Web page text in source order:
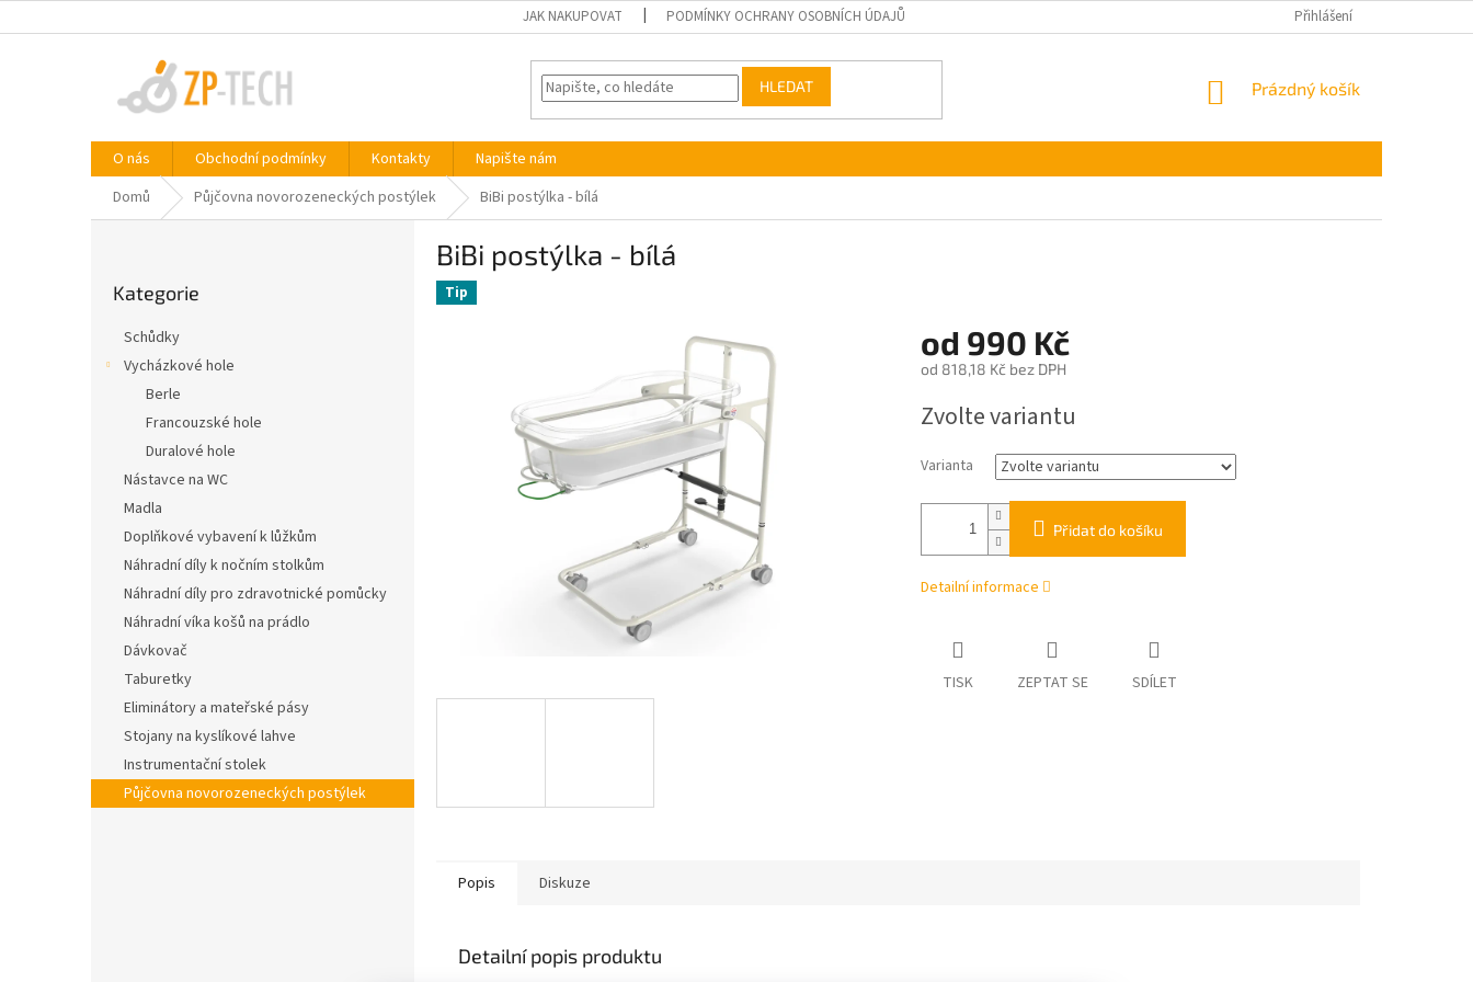
na
JAK NAKUPOVAT PODMÍNKY OCHRANY OSOBNÍCH ÚDAJŮ Přihlášení
HLEDAT
NÁKUPNÍ
Prázdný košík
O nás Obchodní podmínky Kontakty
Napište nám
Domů
Půjčovna novorozeneckých postýlek BiBi postýlka - bílá
kategorie
Kategorie
Schůdky
Vycházkové hole
Berle
Francouzské hole
Duralové hole
Nástavce na WC
Madla
Doplňkové vybavení k lůžkům
Náhradní díly k nočním stolkům
Náhradní díly pro zdravotnické pomůcky
Náhradní víka košů na prádlo
Dávkovač
Taburetky
Eliminátory a mateřské pásy
Stojany na kyslíkové lahve
Instrumentační stolek
Půjčovna novorozeneckých postýlek
BiBi postýlka - bílá
Tip
od 990 Kč
od 818,18 Kčbez DPH
cena:
Zvolte variantu
Varianta
Přidat do košíku
Detailní informace
TISK ZEPTAT SE SDÍLET
Popis Diskuze
Detailní popis produktu